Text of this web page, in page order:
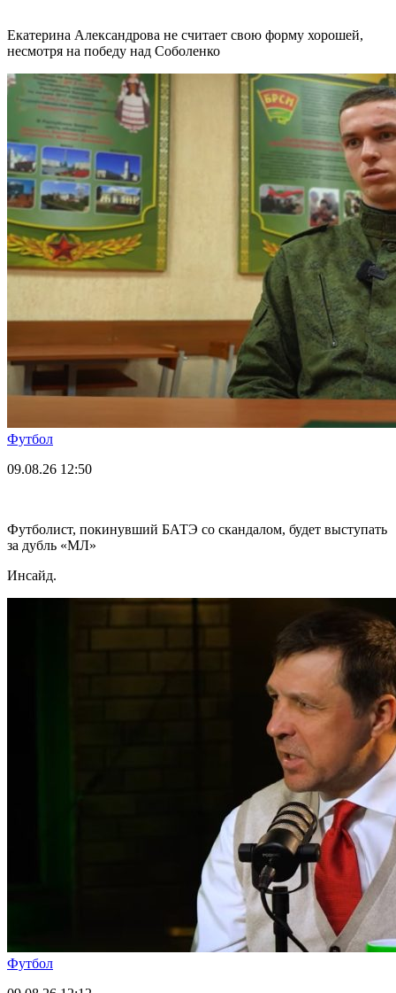
Екатерина Александрова не считает свою форму хорошей,
несмотря на победу над Соболенко
Футбол
09.08.26 12:50
Футболист, покинувший БАТЭ со скандалом, будет выступать
за дубль «МЛ»
Инсайд.
Футбол